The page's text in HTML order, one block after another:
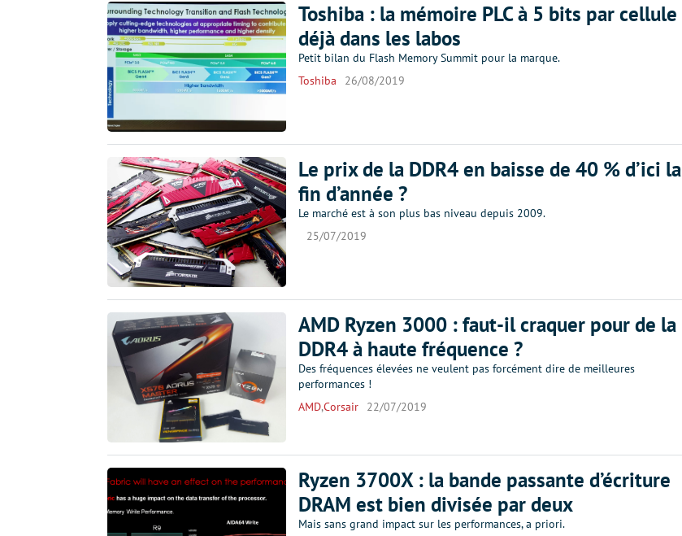
Toshiba : la mémoire PLC à 5 bits par cellule
déjà dans les labos
Petit bilan du Flash Memory Summit pour la marque.
Toshiba
26/08/2019
Le prix de la DDR4 en baisse de 40 % d’ici la
fin d’année ?
Le marché est à son plus bas niveau depuis 2009.
25/07/2019
AMD Ryzen 3000 : faut-il craquer pour de la
DDR4 à haute fréquence ?
Des fréquences élevées ne veulent pas forcément dire de meilleures
performances !
AMD,Corsair 22/07/2019
Ryzen 3700X : la bande passante d’écriture
DRAM est bien divisée par deux
Mais sans grand impact sur les performances, a priori.